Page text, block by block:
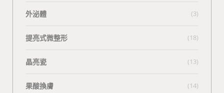
外泌體 (3)
提亮式微整形 (18)
晶亮瓷 (13)
果酸換膚 (14)